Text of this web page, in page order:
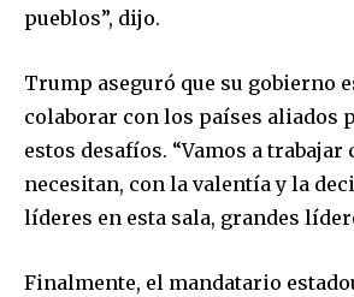
pueblos”, dijo.
Trump aseguró que su gobierno
colaborar con los países aliados
estos desafíos. “Vamos a trabajar
necesitan, con la valentía y la
líderes en esta sala, grandes
Finalmente, el mandatario